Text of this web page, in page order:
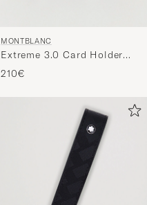
MONTBLANC
Extreme 3.0 Card Holder
6cc Ink Blue
210€